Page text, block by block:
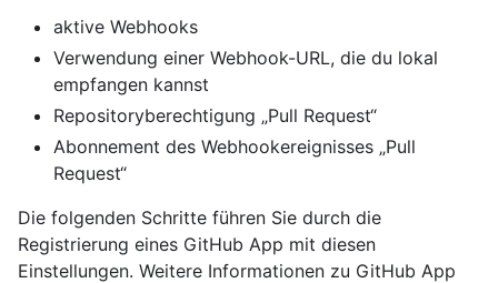
aktive Webhooks
Verwendung einer Webhook-URL, die du lokal
empfangen kannst
Repositoryberechtigung „Pull Request“
Abonnement des Webhookereignisses „Pull
Request“
Die folgenden Schritte führen Sie durch die
Registrierung eines GitHub App mit diesen
Einstellungen. Weitere Informationen zu GitHub App